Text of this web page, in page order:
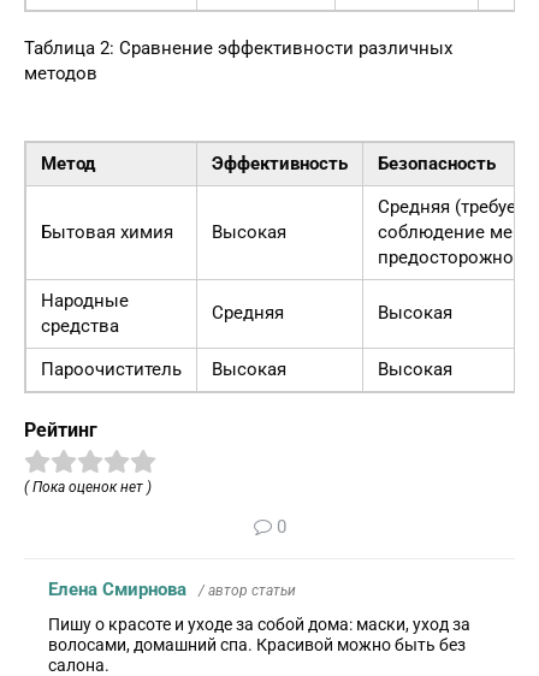
Таблица 2: Сравнение эффективности различных
методов
Метод Эффективность Безопасность
Бытовая химия Высокая
Средняя
соблюдение мер
Народные
средства
Средняя Высокая
Пароочиститель Высокая Высокая
Рейтинг
( Пока оценок нет )
0
Елена Смирнова / автор статьи
Пишу о красоте и уходе за собой дома: маски, уход за
волосами, домашний спа. Красивой можно быть без
салона.